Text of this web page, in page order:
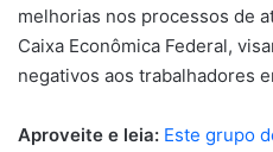
melhorias nos processos de
Caixa Econômica Federal,
negativos aos trabalhadores
Aproveite e leia: Este grupo